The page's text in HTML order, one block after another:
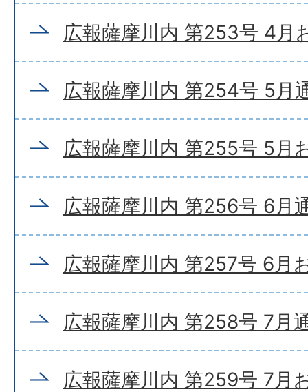
広報薩摩川内 第253号 4月
広報薩摩川内 第254号 5月
広報薩摩川内 第255号 5月
広報薩摩川内 第256号 6月
広報薩摩川内 第257号 6月
広報薩摩川内 第258号 7月
広報薩摩川内 第259号 7月